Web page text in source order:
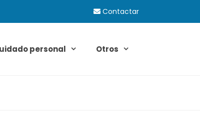
Contactar
personal Otros